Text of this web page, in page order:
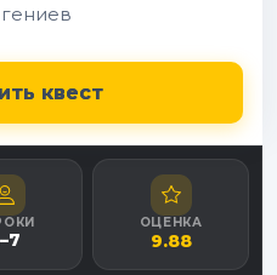
квест
–7
ОЦЕНКА
9.88